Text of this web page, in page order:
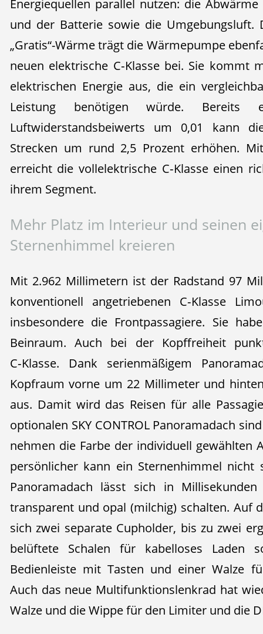
Energiequellen parallel nutzen: die
und der Batterie sowie die Umgebungsluft.
„Gratis“-Wärme trägt die Wärmepumpe
neuen elektrische C‑Klasse bei. Sie
elektrischen Energie aus, die ein
Leistung benötigen würde. Bereits
Luftwiderstandsbeiwerts um 0,01 kann
Strecken um rund 2,5 Prozent erhöhen.
erreicht die vollelektrische C‑Klasse einen
ihrem Segment.
Mehr Platz im Interieur und seinen
Sternenhimmel kreieren
Mit 2.962 Millimetern ist der Radstand 97
konventionell angetriebenen C‑Klasse
insbesondere die Frontpassagiere. Sie
Beinraum. Auch bei der Kopffreiheit
C‑Klasse. Dank serienmäßigem
Kopfraum vorne um 22 Millimeter und
aus. Damit wird das Reisen für alle
optionalen SKY CONTROL Panoramadach
nehmen die Farbe der individuell gewählten
persönlicher kann ein Sternenhimmel nicht
Panoramadach lässt sich in
transparent und opal (milchig) schalten. Auf
sich zwei separate Cupholder, bis zu zwei
belüftete Schalen für kabelloses Laden
Bedienleiste mit Tasten und einer Walze
Auch das neue Multifunktionslenkrad hat
Walze und die Wippe für den Limiter und die